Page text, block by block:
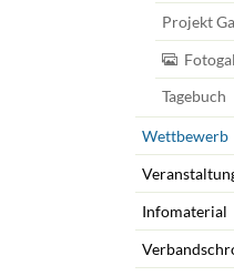
Projekt
Tagebuch
Wettbewerb
Infomaterial